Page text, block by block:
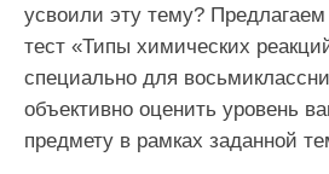
усвоили эту тему?
тест «Типы химических
специально для
объективно оценить уровень
предмету в рамках заданной